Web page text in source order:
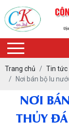
Trang chủ
Tin tức
Nơi bán bộ lu
NƠI
THỦY